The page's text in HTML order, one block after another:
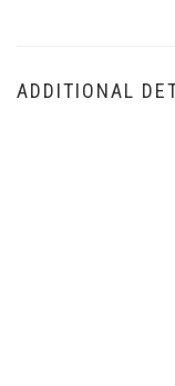
ADDITIONAL